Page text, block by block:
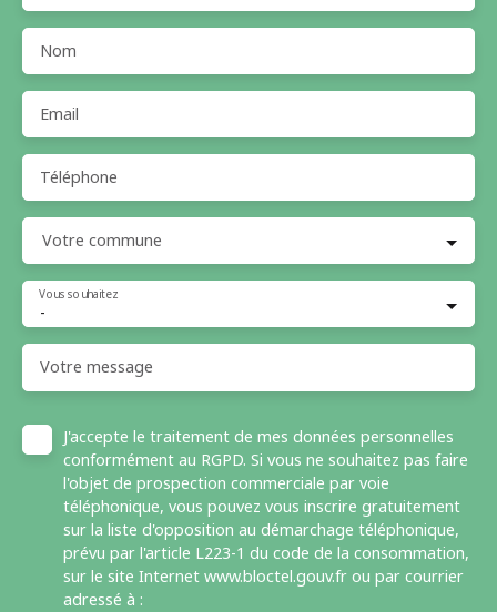
Nom
Email
Téléphone
Votre commune
-
Vous souhaitez
Votre message
J'accepte le traitement de mes données personnelles
conformément au RGPD. Si vous ne souhaitez pas faire
l'objet de prospection commerciale par voie
téléphonique, vous pouvez vous inscrire gratuitement
sur la liste d'opposition au démarchage téléphonique,
prévu par l'article L223-1 du code de la consommation,
sur le site Internet www.bloctel.gouv.fr ou par courrier
adressé à :